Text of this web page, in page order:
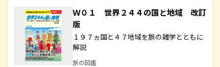
Ｗ０１ 世界２４４の国と地域 改訂
版
１９７ヵ国と４７地域を旅の雑学とともに
解説
旅の図鑑